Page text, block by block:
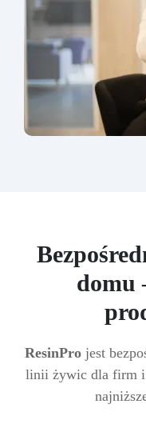
domu
ResinPro jest
linii żywic dla firm i